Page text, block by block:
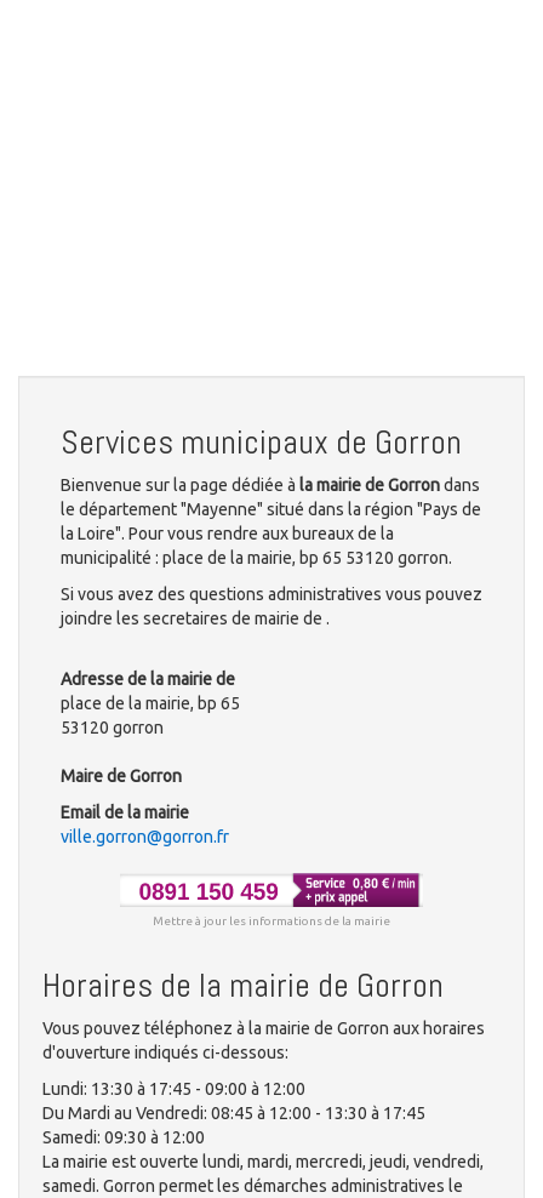
Services municipaux de Gorron
Bienvenue sur la page dédiée à la mairie de Gorrondans
le département "Mayenne" situé dans la région "Pays de
la Loire". Pour vous rendre aux bureaux de la
municipalité : place de la mairie, bp 65 53120 gorron.
Si vous avez des questions administratives vous pouvez
joindre les secretaires de mairie de .
Adresse de la mairie de
place de la mairie, bp 65
53120 gorron
Maire de Gorron
Email de la mairie
ville.gorron@gorron.fr
Mettre à jour les informations de la mairie
Horaires de la mairie de Gorron
Vous pouvez téléphonez à la mairie de Gorron aux horaires
d'ouverture indiqués ci-dessous:
Lundi: 13:30 à 17:45 - 09:00 à 12:00
Du Mardi au Vendredi: 08:45 à 12:00 - 13:30 à 17:45
Samedi: 09:30 à 12:00
La mairie est ouverte lundi, mardi, mercredi, jeudi, vendredi,
samedi. Gorron permet les démarches administratives le